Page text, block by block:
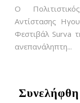
Ο
Αντίστασης
Φεστιβάλ Surva
ανεπανάληπτη...